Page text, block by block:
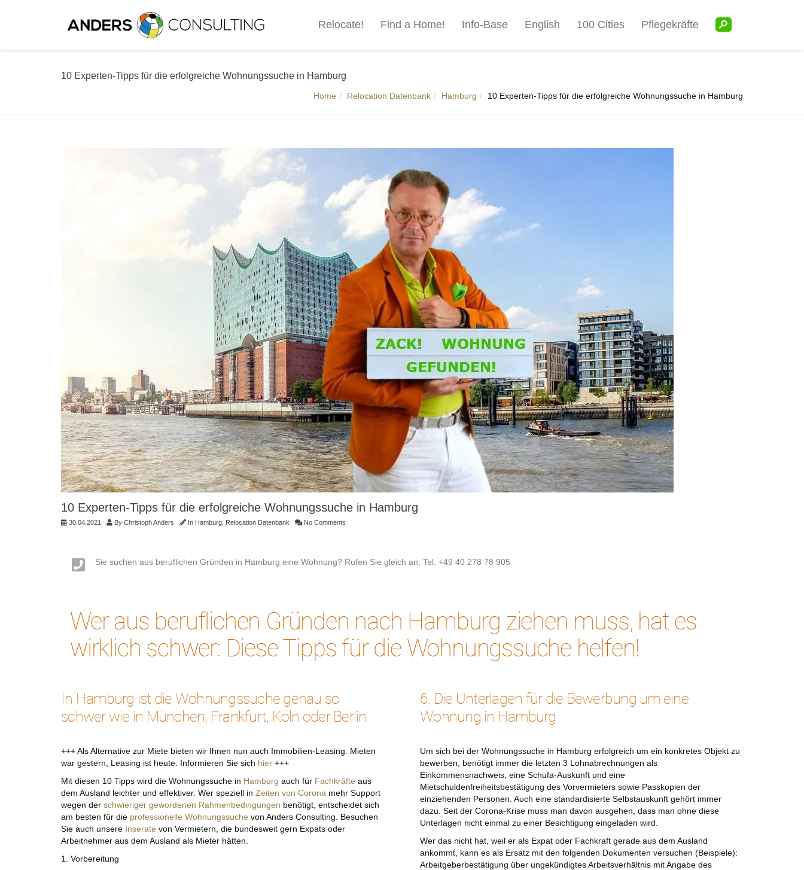
Relocate! Find a Home! Info-Base English 100 Cities Pflegekräfte
10 Experten-Tipps für die erfolgreiche Wohnungssuche in Hamburg
Home Relocation Datenbank Hamburg 10 Experten-Tipps für die erfolgreiche Wohnungssuche in Hamburg
10 Experten-Tipps für die erfolgreiche Wohnungssuche in Hamburg
30.04.2021 By Christoph Anders In Hamburg Relocation Datenbank No Comments
Sie suchen aus beruflichen Gründen in Hamburg eine Wohnung? Rufen Sie gleich an: Tel. +49 40 278 78 905
Wer aus beruflichen Gründen nach Hamburg ziehen muss, hat es
wirklich schwer: Diese Tipps für die Wohnungssuche helfen!
In Hamburg ist die Wohnungssuche genau so
schwer wie in München, Frankfurt, Köln oder Berlin
+++ Als Alternative zur Miete bieten wir Ihnen nun auch Immobilien-Leasing. Mieten
war gestern, Leasing ist heute. Informieren Sie sich hier +++
Mit diesen 10 Tipps wird die Wohnungssuche in Hamburg auch für Fachkräfte aus
dem Ausland leichter und effektiver. Wer speziell in Zeiten von Corona mehr Support
wegen der schwieriger gewordenen Rahmenbedingungen benötigt, entscheidet sich
am besten für die professionelle Wohnungssuche von Anders Consulting. Besuchen
Sie auch unsere Inserate von Vermietern, die bundesweit gern Expats oder
Arbeitnehmer aus dem Ausland als Mieter hätten.
1. Vorbereitung
6. Die Unterlagen für die Bewerbung um eine
Wohnung in Hamburg
Um sich bei der Wohnungssuche in Hamburg erfolgreich um ein konkretes Objekt zu
bewerben, benötigt immer die letzten 3 Lohnabrechnungen als
Einkommensnachweis, eine Schufa-Auskunft und eine
Mietschuldenfreiheitsbestätigung des Vorvermieters sowie Passkopien der
einziehenden Personen. Auch eine standardisierte Selbstauskunft gehört immer
dazu. Seit der Corona-Krise muss man davon ausgehen, dass man ohne diese
Unterlagen nicht einmal zu einer Besichtigung eingeladen wird.
Wer das nicht hat, weil er als Expat oder Fachkraft gerade aus dem Ausland
ankommt, kann es als Ersatz mit den folgenden Dokumenten versuchen (Beispiele):
Arbeitgeberbestätigung über ungekündigtes Arbeitsverhältnis mit Angabe des